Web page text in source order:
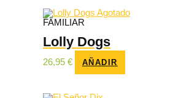
Agotado
FAMILIAR
Lolly Dogs
26,95 € AÑADIR